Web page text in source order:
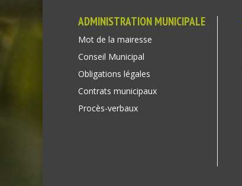
ADMINISTRATION MUNICIPALE
Mot de la mairesse
Conseil Municipal
Obligations légales
Contrats municipaux
Procès-verbaux